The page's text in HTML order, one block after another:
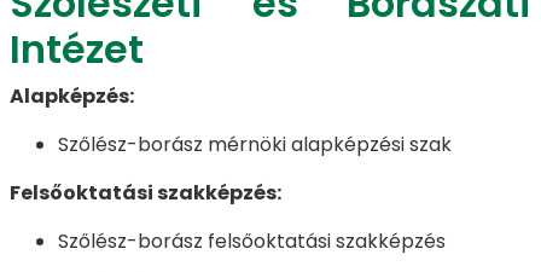
Intézet
Alapképzés:
Szőlész-borász mérnöki alapképzési szak
Felsőoktatási szakképzés:
Szőlész-borász felsőoktatási szakképzés